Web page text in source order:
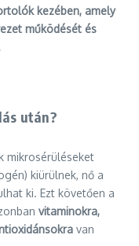
kezében, amely
működését és
után?
mikrosérüléseket
kiürülnek, nő a
ki. Ezt követően a
vitaminokra,
van